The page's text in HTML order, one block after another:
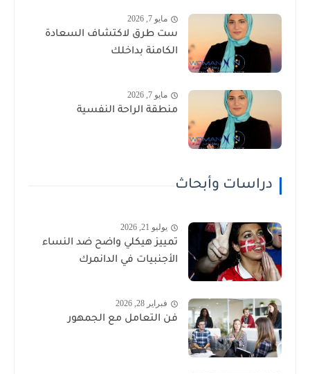
مايو 7, 2026
ست طرق لاكتشاف السعادة
الكامنة بداخلك
مايو 7, 2026
منطقة الراحة النفسية
دراسات وأبحاث
يوليو 21, 2026
تمييز هيكلي واضح ضد النساء
الأجنبيات في الدانمرك
فبراير 28, 2026
فن التعامل مع الجمهور